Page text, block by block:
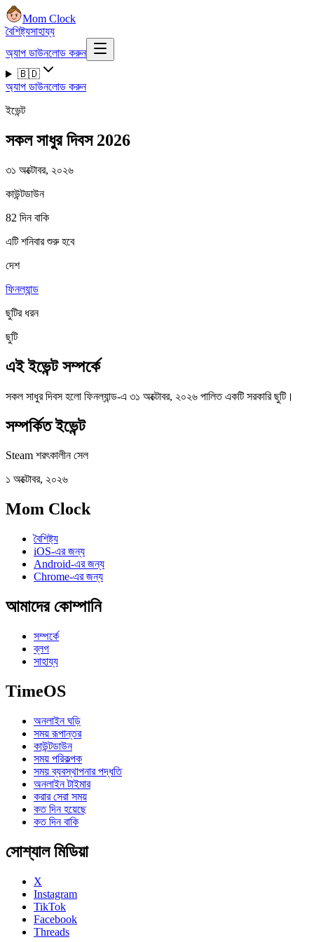
Mom Clock
বৈশিষ্ট্যসাহায্য
অ্যাপ ডাউনলোড করুন
🇧🇩
অ্যাপ ডাউনলোড করুন
ইভেন্ট
সকল সাধুর দিবস 2026
৩১ অক্টোবর, ২০২৬
কাউন্টডাউন
82 দিন বাকি
এটি শনিবার শুরু হবে
দেশ
ফিনল্যান্ড
ছুটির ধরন
ছুটি
এই ইভেন্ট সম্পর্কে
সকল সাধুর দিবস হলো ফিনল্যান্ড-এ ৩১ অক্টোবর, ২০২৬ পালিত একটি সরকারি ছুটি।
সম্পর্কিত ইভেন্ট
Steam শরৎকালীন সেল
১ অক্টোবর, ২০২৬
Mom Clock
বৈশিষ্ট্য
iOS-এর জন্য
Android-এর জন্য
Chrome-এর জন্য
আমাদের কোম্পানি
সম্পর্কে
ব্লগ
সাহায্য
TimeOS
অনলাইন ঘড়ি
সময় রূপান্তর
কাউন্টডাউন
সময় পরিকল্পক
সময় ব্যবস্থাপনার পদ্ধতি
অনলাইন টাইমার
করার সেরা সময়
কত দিন হয়েছে
কত দিন বাকি
সোশ্যাল মিডিয়া
X
Instagram
TikTok
Facebook
Threads